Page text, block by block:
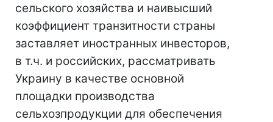
сельского хозяйства и наивысший
коэффициент транзитности страны
заставляет иностранных инвесторов,
в т.ч. и российских, рассматривать
Украину в качестве основной
площадки производства
сельхозпродукции для обеспечения